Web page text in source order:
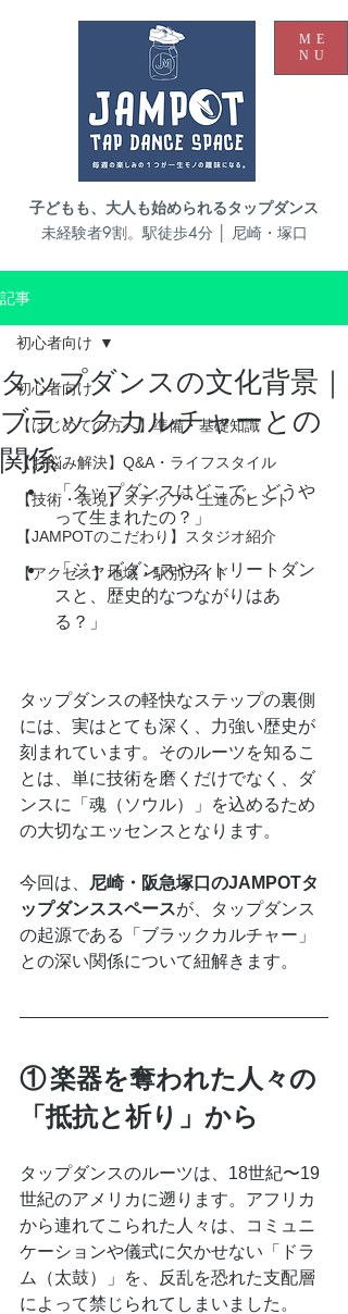
ME
NU
子どもも、大人も始められるタップダンス
未経験者9割。駅徒歩4分 │ 尼崎・塚口
記事
初心者向け
【はじめての方へ】準備・基礎知識
【お悩み解決】Q&A・ライフスタイル
【技術・表現】ステップ・上達のヒント
【JAMPOTのこだわり】スタジオ紹介
【アクセス】地域・駅別ガイド
初心者向け
タップダンスの文化背景｜
ブラックカルチャーとの
関係
「タップダンスはどこで、どうや
って生まれたの？」
「ジャズダンスやストリートダン
スと、歴史的なつながりはあ
る？」
タップダンスの軽快なステップの裏側
には、実はとても深く、力強い歴史が
刻まれています。そのルーツを知るこ
とは、単に技術を磨くだけでなく、ダ
ンスに「魂（ソウル）」を込めるため
の大切なエッセンスとなります。
今回は、
尼崎・阪急塚口のJAMPOTタ
ップダンススペースが、タップダンス
の起源である「ブラックカルチャー」
との深い関係について紐解きます。
① 楽器を奪われた人々の
「抵抗と祈り」から
タップダンスのルーツは、18世紀〜19
世紀のアメリカに遡ります。アフリカ
から連れてこられた人々は、コミュニ
ケーションや儀式に欠かせない「ドラ
ム（太鼓）」を、反乱を恐れた支配層
によって禁じられてしまいました。